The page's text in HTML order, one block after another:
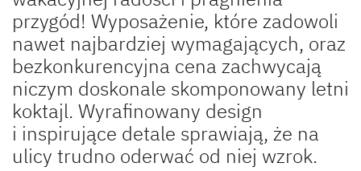
przygód! Wyposażenie, które zadowoli
nawet najbardziej wymagających, oraz
bezkonkurencyjna cena zachwycają
niczym doskonale skomponowany letni
koktajl. Wyrafinowany design
i inspirujące detale sprawiają, że na
ulicy trudno oderwać od niej wzrok.